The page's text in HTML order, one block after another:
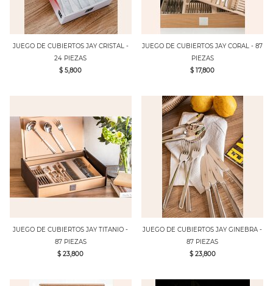
JUEGO DE CUBIERTOS JAY CRISTAL -
24 PIEZAS
$ 5,800
JUEGO DE CUBIERTOS JAY CORAL - 87
PIEZAS
$ 17,800
JUEGO DE CUBIERTOS JAY TITANIO -
87 PIEZAS
$ 23,800
JUEGO DE CUBIERTOS JAY GINEBRA -
87 PIEZAS
$ 23,800